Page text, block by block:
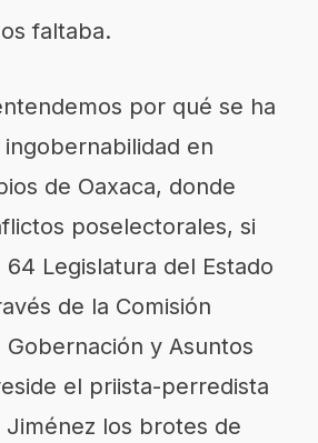
faltaba.
por qué se ha
en
de Oaxaca, donde
poselectorales, si
Legislatura del Estado
de la Comisión
y Asuntos
el priista-perredista
Jiménez los brotes de